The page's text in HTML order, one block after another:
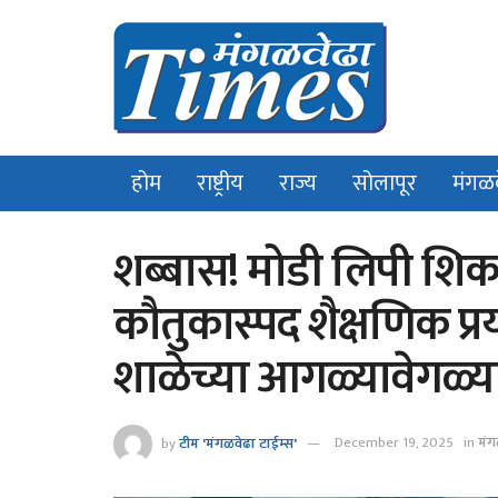
होम राष्ट्रीय राज्य सोलापूर
शब्बास! मोडी लिपी
कौतुकास्पद शैक्षणिक
शाळेच्या आगळ्यावेगळ्या
byटीम 'मंगळवेढा टाईम्स' December 19, 2025 in